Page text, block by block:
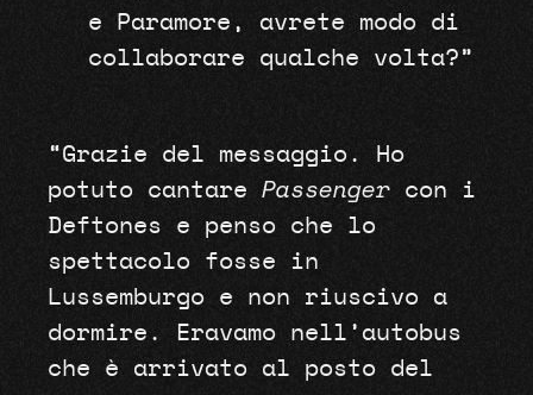
e Paramore, avrete modo di
collaborare qualche volta?”
“Grazie del messaggio. Ho
potuto cantare Passengercon i
Deftones e penso che lo
spettacolo fosse in
Lussemburgo e non riuscivo a
dormire. Eravamo nell’autobus
che è arrivato al posto del